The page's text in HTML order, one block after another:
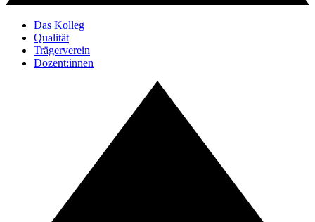
Das Kolleg
Qualität
Trägerverein
Dozent:innen